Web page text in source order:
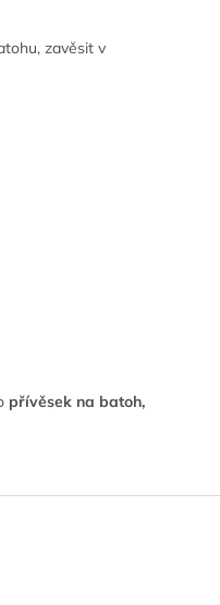
zavěsit v
přívěsek na batoh,